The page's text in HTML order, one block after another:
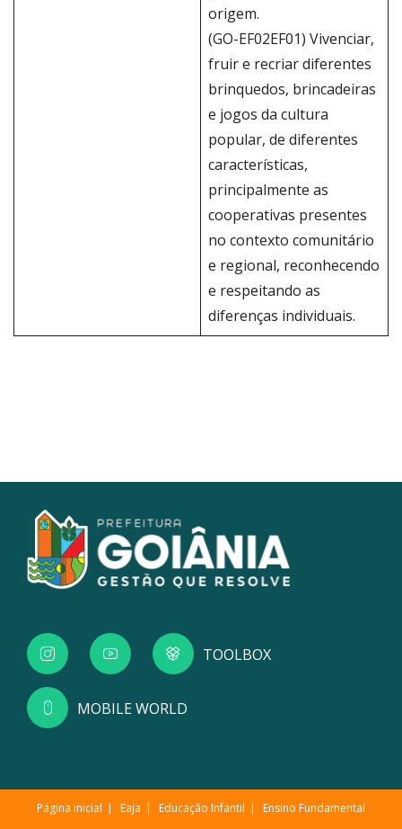
origem.
(GO-EF02EF01) Vivenciar,
fruir e recriar diferentes
brinquedos, brincadeiras
e jogos da cultura
popular, de diferentes
características,
principalmente as
cooperativas presentes
no contexto comunitário
e regional, reconhecendo
e respeitando as
diferenças individuais.
TOOLBOX
MOBILE WORLD
Página inicial Eaja Educação Infantil Ensino Fundamental